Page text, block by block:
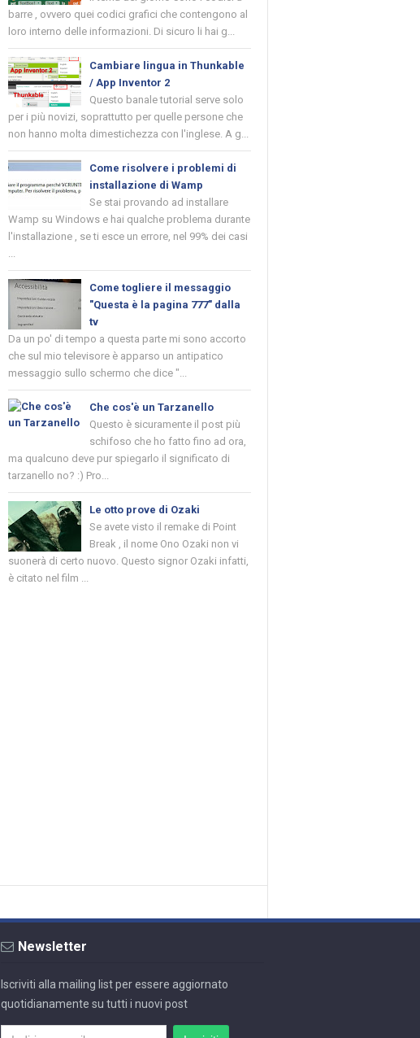
barre , ovvero quei codici grafici che contengono al
loro interno delle informazioni. Di sicuro li hai g...
Cambiare lingua in Thunkable
/ App Inventor 2
Questo banale tutorial serve solo
per i più novizi, soprattutto per quelle persone che
non hanno molta dimestichezza con l'inglese. A g...
Come risolvere i problemi di
installazione di Wamp
Se stai provando ad installare
Wamp su Windows e hai qualche problema durante
l'installazione , se ti esce un errore, nel 99% dei casi
...
Come togliere il messaggio
"Questa è la pagina 777" dalla
tv
Da un po' di tempo a questa parte mi sono accorto
che sul mio televisore è apparso un antipatico
messaggio sullo schermo che dice "...
Che cos'è un Tarzanello
Questo è sicuramente il post più
schifoso che ho fatto fino ad ora,
ma qualcuno deve pur spiegarlo il significato di
tarzanello no? :) Pro...
Le otto prove di Ozaki
Se avete visto il remake di Point
Break , il nome Ono Ozaki non vi
suonerà di certo nuovo. Questo signor Ozaki infatti,
è citato nel film ...
Newsletter
Iscriviti alla mailing list per essere aggiornato
quotidianamente su tutti i nuovi post